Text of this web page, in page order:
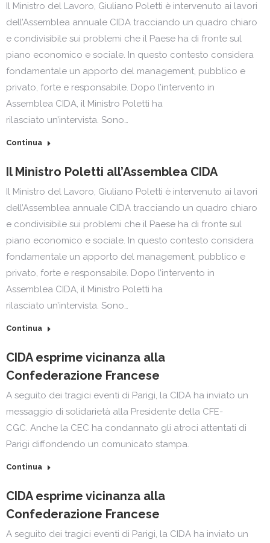
Il Ministro del Lavoro, Giuliano Poletti è intervenuto ai lavori
dell’Assemblea annuale CIDA tracciando un quadro chiaro
e condivisibile sui problemi che il Paese ha di fronte sul
piano economico e sociale. In questo contesto considera
fondamentale un apporto del management, pubblico e
privato, forte e responsabile. Dopo l’intervento in
Assemblea CIDA, il Ministro Poletti ha
rilasciato un’intervista. Sono…
Continua
Il Ministro Poletti all’Assemblea CIDA
Il Ministro del Lavoro, Giuliano Poletti è intervenuto ai lavori
dell’Assemblea annuale CIDA tracciando un quadro chiaro
e condivisibile sui problemi che il Paese ha di fronte sul
piano economico e sociale. In questo contesto considera
fondamentale un apporto del management, pubblico e
privato, forte e responsabile. Dopo l’intervento in
Assemblea CIDA, il Ministro Poletti ha
rilasciato un’intervista. Sono…
Continua
CIDA esprime vicinanza alla
Confederazione Francese
A seguito dei tragici eventi di Parigi, la CIDA ha inviato un
messaggio di solidarietà alla Presidente della CFE-
CGC. Anche la CEC ha condannato gli atroci attentati di
Parigi diffondendo un comunicato stampa.
Continua
CIDA esprime vicinanza alla
Confederazione Francese
A seguito dei tragici eventi di Parigi, la CIDA ha inviato un